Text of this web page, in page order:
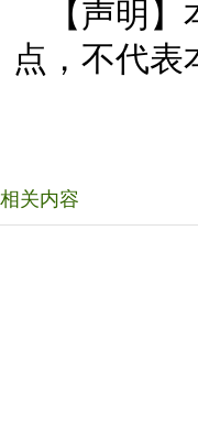
【声明
点，不代表
相关内容